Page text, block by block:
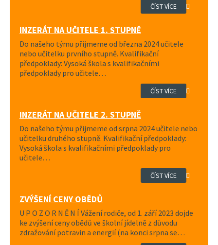
ČÍST VÍCE
INZERÁT NA UČITELE 1. STUPNĚ
Do našeho týmu přijmeme od března 2024 učitele
nebo učitelku prvního stupně. Kvalifikační
předpoklady: Vysoká škola s kvalifikačními
předpoklady pro učitele…
ČÍST VÍCE
INZERÁT NA UČITELE 2. STUPNĚ
Do našeho týmu přijmeme od srpna 2024 učitele nebo
učitelku druhého stupně. Kvalifikační předpoklady:
Vysoká škola s kvalifikačními předpoklady pro
učitele…
ČÍST VÍCE
ZVÝŠENÍ CENY OBĚDŮ
U P O Z O R N Ě N Í Vážení rodiče, od 1. září 2023 dojde
ke zvýšení ceny obědů ve školní jídelně z důvodu
zdražování potravin a energií (na konci srpna se…